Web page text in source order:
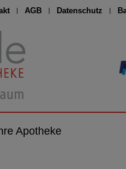
AGB Datenschutz
Apotheke